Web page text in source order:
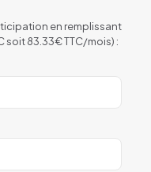
en remplissant
soit 83.33€ TTC/mois) :